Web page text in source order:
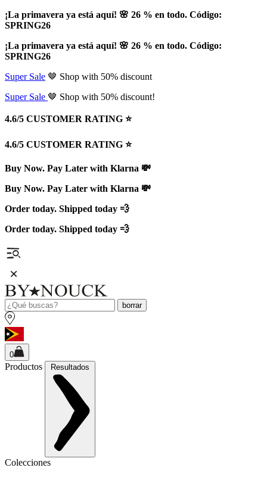
¡La primavera ya está aquí! 🌸 26 % en todo. Código:
SPRING26
¡La primavera ya está aquí! 🌸 26 % en todo. Código:
SPRING26
Super Sale 🤎 Shop with 50% discount
Super Sale 🤎 Shop with 50% discount!
4.6/5 CUSTOMER RATING ⭐️
4.6/5 CUSTOMER RATING ⭐️
Buy Now. Pay Later with Klarna 💸
Buy Now. Pay Later with Klarna 💸
Order today. Shipped today 💨
Order today. Shipped today 💨
borrar
0
Productos Resultados
Colecciones